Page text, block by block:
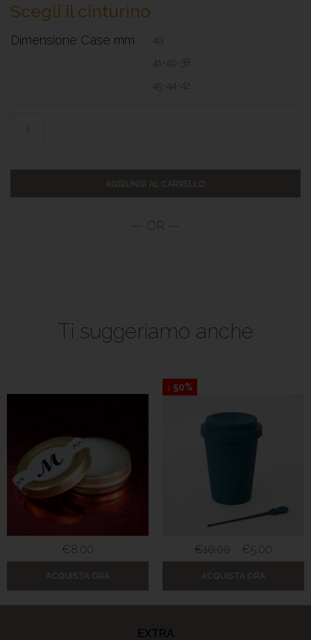
Scegli il cinturino
Dimensione Case mm 49
41-40-38
45-44-42
AGGIUNGI AL CARRELLO
Ti suggeriamo anche
€8.00
ACQUISTA ORA
↓ 50%
€10.00 €5.00
ACQUISTA ORA
EXTRA